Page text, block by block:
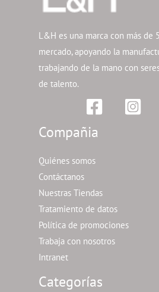
L&H es una marca con más de
mercado, apoyando la
trabajando de la mano con
de talento.
Compañia
Quiénes somos
Contáctanos
Nuestras Tiendas
Tratamiento de datos
Política de promociones
Trabaja con nosotros
Intranet
Categorías